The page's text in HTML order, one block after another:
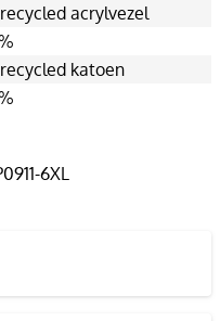
acrylvezel
katoen
6XL